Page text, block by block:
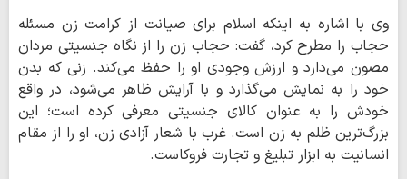
وی با اشاره به اینکه اسلام برای صیانت از کرامت زن مسئله
حجاب را مطرح کرد، گفت: حجاب زن را از نگاه جنسیتی مردان
مصون می‌دارد و ارزش وجودی او را حفظ می‌کند. زنی که بدن
خود را به نمایش می‌گذارد و با آرایش ظاهر می‌شود، در واقع
خودش را به عنوان کالای جنسیتی معرفی کرده است؛ این
بزرگ‌ترین ظلم به زن است. غرب با شعار آزادی زن، او را از مقام
انسانیت به ابزار تبلیغ و تجارت فروکاست.